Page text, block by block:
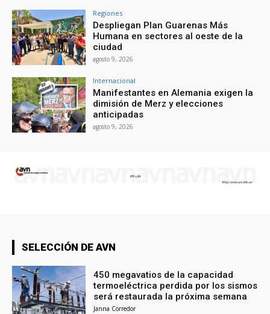
Regiones
Despliegan Plan Guarenas Más
Humana en sectores al oeste de la
ciudad
agosto 9, 2026
Internacional
Manifestantes en Alemania exigen la
dimisión de Merz y elecciones
anticipadas
agosto 9, 2026
SELECCIÓN DE AVN
450 megavatios de la capacidad
termoeléctrica perdida por los sismos
será restaurada la próxima semana
Janna Corredor